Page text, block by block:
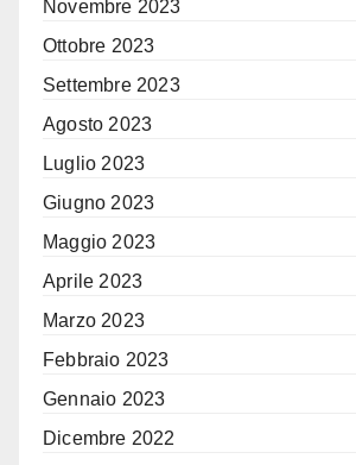
Novembre 2023
Ottobre 2023
Settembre 2023
Agosto 2023
Luglio 2023
Giugno 2023
Maggio 2023
Aprile 2023
Marzo 2023
Febbraio 2023
Gennaio 2023
Dicembre 2022